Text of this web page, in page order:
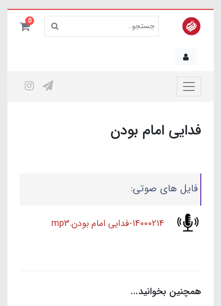
0
فدایی امام بودن
فایل های صوتی:
14000214-فدایی امام بودن.mp3
همچنین بخوانید...